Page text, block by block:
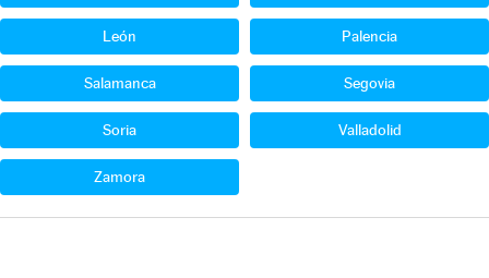
León Palencia
Salamanca Segovia
Soria Valladolid
Zamora